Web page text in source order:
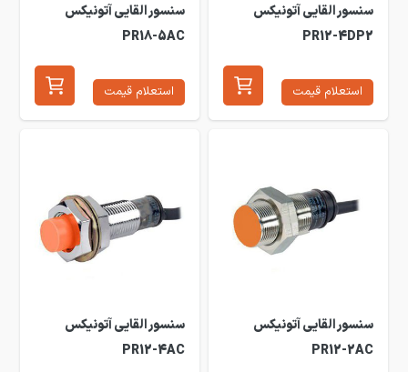
سنسور القایی آتونیکس
PR12-4DP2
استعلام قیمت
سنسور القایی آتونیکس
PR18-5AC
استعلام قیمت
سنسور القایی آتونیکس
PR12-2AC
سنسور القایی آتونیکس
PR12-4AC